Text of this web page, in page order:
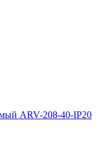
ARV-208-40-IP20